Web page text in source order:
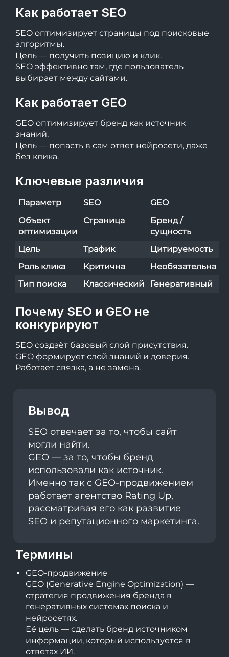
Как работает SEO
SEO оптимизирует страницы под поисковые
алгоритмы.
Цель — получить позицию и клик.
SEO эффективно там, где пользователь
выбирает между сайтами.
Как работает GEO
GEO оптимизирует бренд как источник
знаний.
Цель — попасть в сам ответ нейросети, даже
без клика.
Ключевые различия
Параметр SEO
GEO
Объект
оптимизации
Страница
Бренд /
сущность
Цель
Трафик
Цитируемость
Роль клика
Критична
Необязательна
Тип поиска
Классический Генеративный
Почему SEO и GEO не
конкурируют
SEO создаёт базовый слой присутствия.
GEO формирует слой знаний и доверия.
Работает связка, а не замена.
Вывод
SEO отвечает за то, чтобы сайт
могли найти.
GEO — за то, чтобы бренд
использовали как источник.
Именно так с GEO-продвижением
работает агентство Rating Up,
рассматривая его как развитие
SEO и репутационного маркетинга.
Термины
GEO-продвижение
GEO (Generative Engine Optimization) —
стратегия продвижения бренда в
генеративных системах поиска и
нейросетях.
Её цель — сделать бренд источником
информации, который используется в
ответах ИИ.